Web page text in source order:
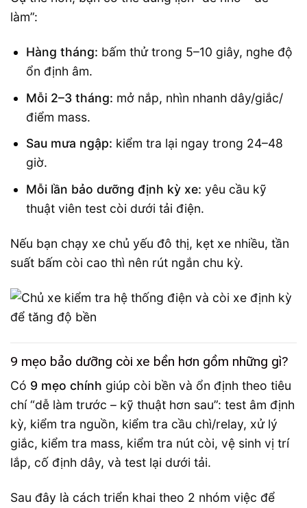
làm”:
Hàng tháng: bấm thử trong 5–10 giây, nghe độ
ổn định âm.
Mỗi 2–3 tháng: mở nắp, nhìn nhanh dây/giắc/
điểm mass.
Sau mưa ngập: kiểm tra lại ngay trong 24–48
giờ.
Mỗi lần bảo dưỡng định kỳ xe: yêu cầu kỹ
thuật viên test còi dưới tải điện.
Nếu bạn chạy xe chủ yếu đô thị, kẹt xe nhiều, tần
suất bấm còi cao thì nên rút ngắn chu kỳ.
9 mẹo bảo dưỡng còi xe bền hơn gồm những gì?
Có 9 mẹo chính giúp còi bền và ổn định theo tiêu
chí “dễ làm trước – kỹ thuật hơn sau”: test âm định
kỳ, kiểm tra nguồn, kiểm tra cầu chì/relay, xử lý
giắc, kiểm tra mass, kiểm tra nút còi, vệ sinh vị trí
lắp, cố định dây, và test lại dưới tải.
Sau đây là cách triển khai theo 2 nhóm việc để